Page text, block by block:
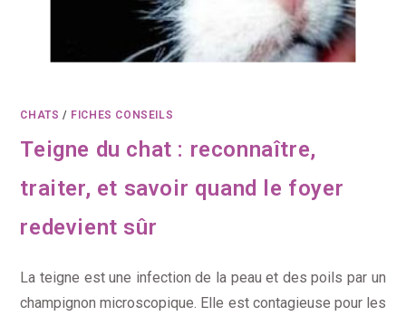
CHATS / FICHES CONSEILS
Teigne du chat : reconnaître,
traiter, et savoir quand le foyer
redevient sûr
La teigne est une infection de la peau et des poils par un
champignon microscopique. Elle est contagieuse pour les